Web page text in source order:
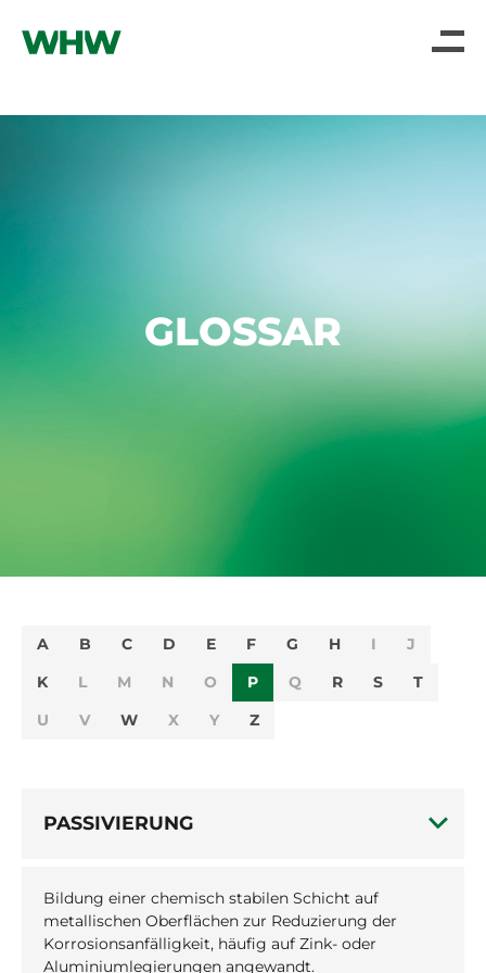
GLOSSAR
A B C D E F G H I
J
K
L M N O P Q R S
T
U
V W X Y Z
PASSIVIERUNG
Bildung einer chemisch stabilen Schicht auf
metallischen Oberflächen zur Reduzierung der
Korrosionsanfälligkeit, häufig auf Zink- oder
Aluminiumlegierungen angewandt.